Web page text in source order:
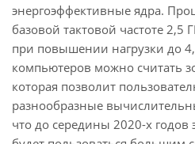
энергоэффективные ядра.
базовой тактовой частоте 2,5
при повышении нагрузки до
компьютеров можно считать
которая позволит
разнообразные
что до середины 2020-х годов